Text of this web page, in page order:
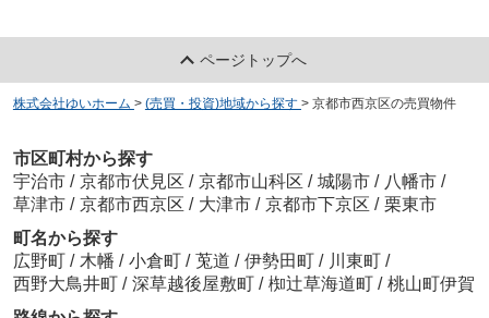
ページトップへ
株式会社ゆいホーム > (売買・投資)地域から探す > 京都市西京区の売買物件
市区町村から探す
宇治市 / 京都市伏見区 / 京都市山科区 / 城陽市 / 八幡市 /
草津市 / 京都市西京区 / 大津市 / 京都市下京区 / 栗東市
町名から探す
広野町 / 木幡 / 小倉町 / 莵道 / 伊勢田町 / 川東町 /
西野大鳥井町 / 深草越後屋敷町 / 椥辻草海道町 / 桃山町伊賀